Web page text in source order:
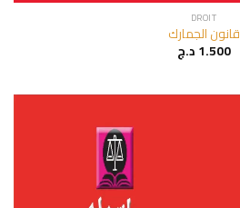
DROIT
قانون الجمارك
1.500د.ج